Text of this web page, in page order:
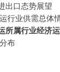
出口态势展望
行业供需总体
所属行业经济
布